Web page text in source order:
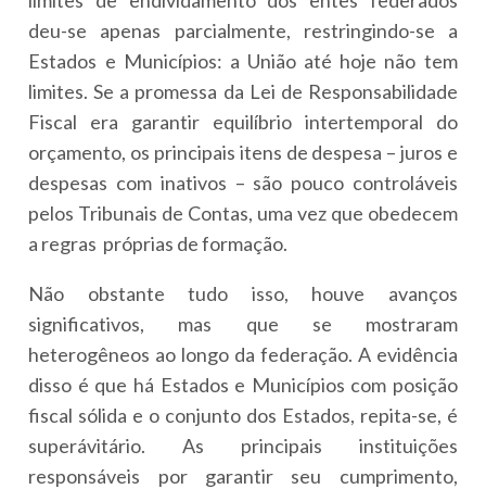
deu-se apenas parcialmente, restringindo-se a
Estados e Municípios: a União até hoje não tem
limites. Se a promessa da Lei de Responsabilidade
Fiscal era garantir equilíbrio intertemporal do
orçamento, os principais itens de despesa – juros e
despesas com inativos – são pouco controláveis
pelos Tribunais de Contas, uma vez que obedecem
a regras próprias de formação.
Não obstante tudo isso, houve avanços
significativos, mas que se mostraram
heterogêneos ao longo da federação. A evidência
disso é que há Estados e Municípios com posição
fiscal sólida e o conjunto dos Estados, repita-se, é
superávitário. As principais instituições
responsáveis por garantir seu cumprimento,